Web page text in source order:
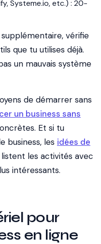
Systeme.io, etc.) : 20-
vérifie
que tu utilises déjà.
un mauvais système
de démarrer sans
un business sans
Et si tu
business, les idées de
listent les activités avec
intéressants.
pour
en ligne